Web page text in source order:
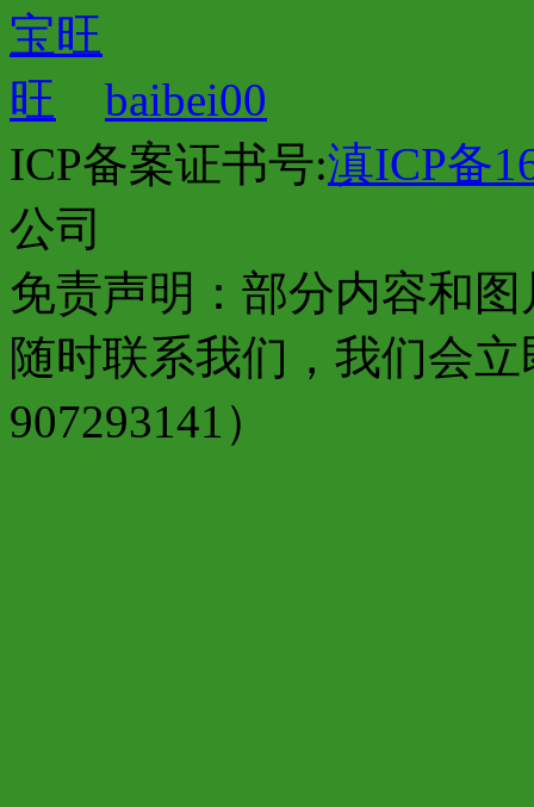
baibei00
ICP备案证书号:滇ICP备
公司
免责声明：部分内容和
随时联系我们，我们会
907293141）